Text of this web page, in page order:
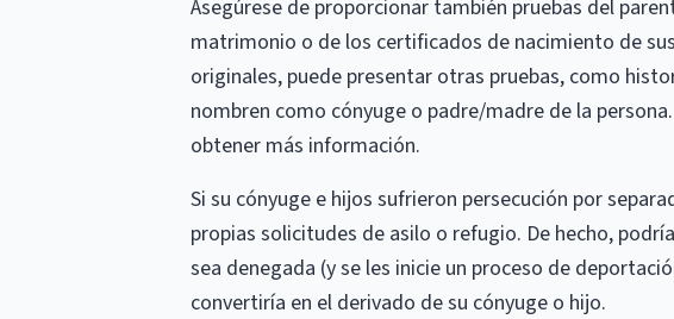
Asegúrese de proporcionar también pruebas del
matrimonio o de los certificados de nacimiento de
originales, puede presentar otras pruebas, como
nombren como cónyuge o padre/madre de la
obtener más información.
Si su cónyuge e hijos sufrieron persecución por
propias solicitudes de asilo o refugio. De hecho,
sea denegada (y se les inicie un proceso de
convertiría en el derivado de su cónyuge o hijo.